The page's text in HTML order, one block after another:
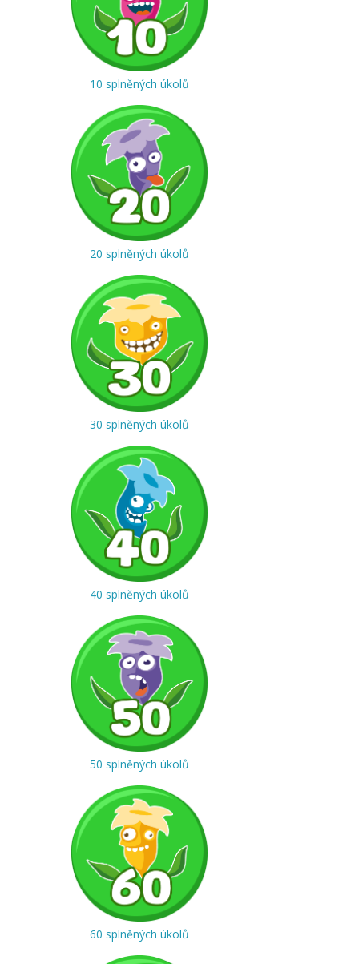
10 splněných úkolů
20 splněných úkolů
30 splněných úkolů
40 splněných úkolů
50 splněných úkolů
60 splněných úkolů